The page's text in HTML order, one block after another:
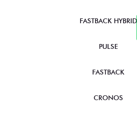
FASTBACK HYBRID
PULSE
FASTBACK
CRONOS